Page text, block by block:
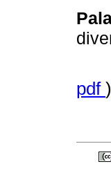
pdf )